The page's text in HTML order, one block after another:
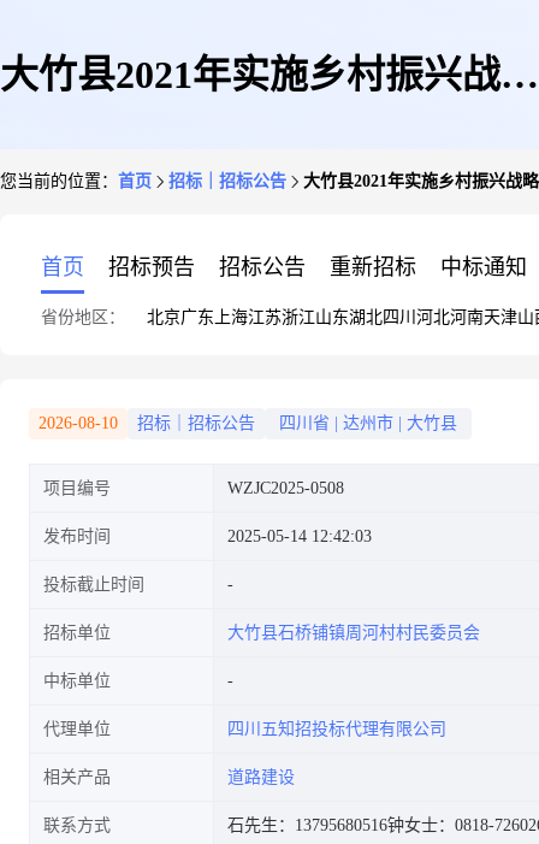
大竹县2021年实施乡村振兴战略
您当前的位置： 首页 招标｜招标公告 大竹县2021年实施乡村振兴战
首页 招标预告 招标公告 重新招标 中标通知
省份地区： 北京广东 上海江苏浙江山东湖北四川 河北河南天津山
2026-08-10 招标｜招标公告 四川省 达州市 大竹县
项目编号 WZJC2025-0508
发布时间 2025-05-14 12:42:03
投标截止时间
招标单位 大竹县石桥铺镇周河村村民委员会
中标单位
代理单位 四川五知招投标代理有限公司
相关产品 道路建设
联系方式 石先生：13795680516钟女士：0818-